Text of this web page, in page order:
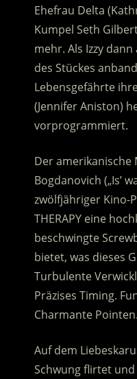
Ehefrau Delta
Kumpel Seth
mehr. Als Izzy
des Stückes
Lebensgefährte
(Jennifer Aniston)
vorprogrammiert.
Der amerikanische
Bogdanovich („Is’
zwölfjähriger Kino-
THERAPY eine
beschwingte
bietet, was dieses
Turbulente
Präzises Timing.
Charmante Pointen.
Auf dem
Schwung flirtet